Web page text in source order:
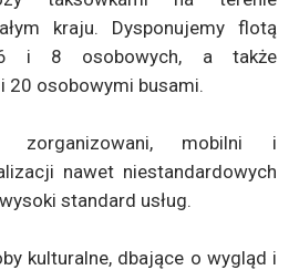
kraju. Dysponujemy flotą
i 8 osobowych, a także
20 osobowymi busami.
zorganizowani, mobilni i
nawet niestandardowych
standard usług.
kulturalne, dbające o wygląd i